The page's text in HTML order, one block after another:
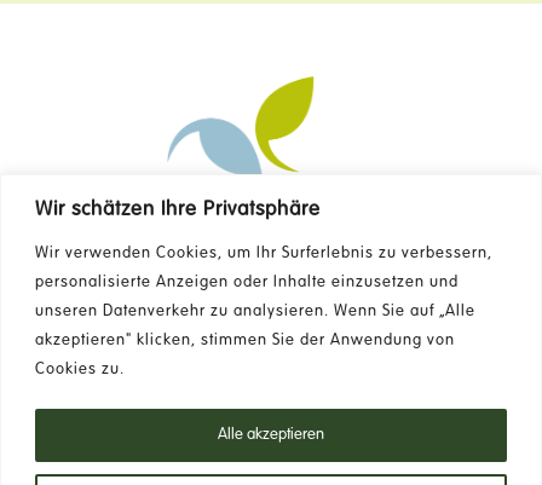
Wir schätzen Ihre Privatsphäre
Wir verwenden Cookies, um Ihr Surferlebnis zu verbessern,
personalisierte Anzeigen oder Inhalte einzusetzen und
unseren Datenverkehr zu analysieren. Wenn Sie auf „Alle
akzeptieren" klicken, stimmen Sie der Anwendung von
Cookies zu.
Alle akzeptieren
Kontakt
FAQ
Newsletter